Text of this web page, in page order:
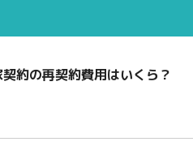
約の再契約費用はいくら？